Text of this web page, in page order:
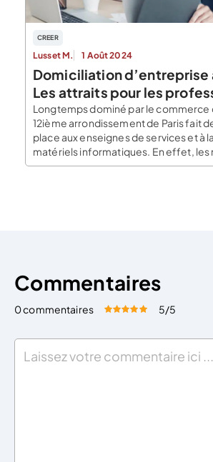
CREER
Lusset M. 1 Août 2024
Domiciliation d’entreprise
Les attraits pour les
Longtemps dominé par le commerce
12ième arrondissement de Paris fait
place aux enseignes de services et à
matériels informatiques. En effet, les
réaménagements d’espaces qui y
Commentaires
0 commentaires Évaluez cet article:
5/5